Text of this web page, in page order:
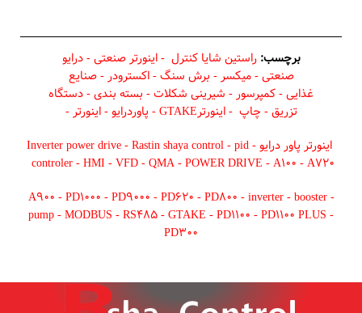
برچسب:راستین شایا کنترل -اینورتر صنعتی-درایو
صنعتی-میکسر- برش سنگ-اکسترودر-صنایع
غذایی-کمپرسور- شیرینی شکلات- بسته بندی-دستگاه
تزریق- چاپ -اینورترGTAKE - پاوردرایو-اینورتر-
اینورتر پاور درایو-
Inverter power drive-Rastin shaya control-pid
controler-HMI -VFD-QMA-POWER DRIVE -A100 -A720
-
A900 -PD1000 -PD9000 -PD620 -PD800 -inverter-booster
pump-MODBUS -RS485-GTAKE -PD1100 -PD1100 PLUS -
PD300